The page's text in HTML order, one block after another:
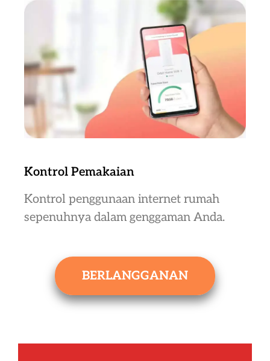
Kontrol Pemakaian
Kontrol penggunaan internet rumah
sepenuhnya dalam genggaman Anda.
BERLANGGANAN